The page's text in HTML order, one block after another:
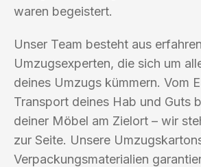
waren begeistert.
Unser Team besteht aus
Umzugsexperten, die sich um
deines Umzugs kümmern. Vom
Transport deines Hab und Guts
deiner Möbel am Zielort – wir
zur Seite. Unsere
Verpackungsmaterialien